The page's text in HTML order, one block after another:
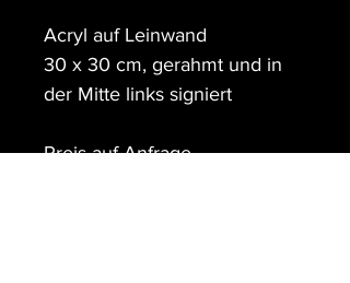
Acryl auf Leinwand
30 x 30 cm, gerahmt und in
der Mitte links signiert
Preis auf Anfrage